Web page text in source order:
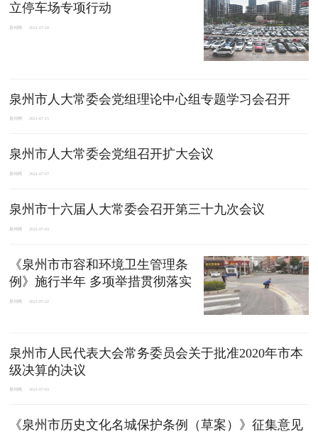
立停车场专项行动
泉州网 2021-07-18
泉州​市人大常委会党组理论中心组专题学习会召开
泉州网 2021-07-15
泉州​市人大常委会党组召开扩大会议
泉州网 2021-07-07
泉州市十六届人大常委会召开第三十九次会议
泉州网 2021-07-03
《泉州市市容和环境卫生管理条
例》施行半年 多项举措贯彻落实
泉州网 2021-07-22
泉州市人民代表大会常务委员会关于批准2020年市本
级决算的决议
泉州网 2021-07-03
《泉州市历史文化名城保护条例（草案）》征集意见